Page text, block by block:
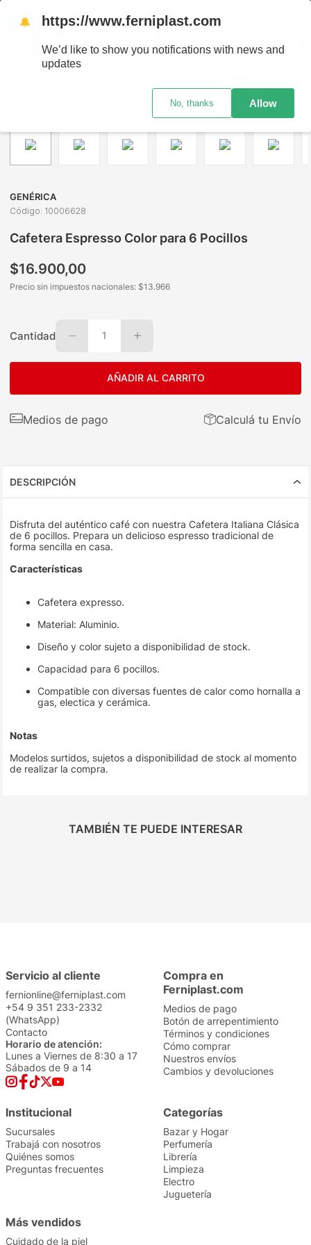
GENÉRICA
Código: 10006628
Cafetera Espresso Color para 6 Pocillos
$16.900,00
Precio sin impuestos nacionales: $13.966
Cantidad 1
AÑADIR AL CARRITO
Medios de pago Calculá tu Envío
DESCRIPCIÓN
Disfruta del auténtico café con nuestra Cafetera Italiana Clásica
de 6 pocillos. Prepara un delicioso espresso tradicional de
forma sencilla en casa.
Características
Cafetera expresso.
Material: Aluminio.
Diseño y color sujeto a disponibilidad de stock.
Capacidad para 6 pocillos.
Compatible con diversas fuentes de calor como hornalla a
gas, electica y cerámica.
Notas
Modelos surtidos, sujetos a disponibilidad de stock al momento
de realizar la compra.
TAMBIÉN TE PUEDE INTERESAR
Servicio al cliente
fernionline@ferniplast.com
+54 9 351 233-2332
(WhatsApp)
Contacto
Horario de atención:
Lunes a Viernes de 8:30 a 17
Sábados de 9 a 14
Compra en
Ferniplast.com
Medios de pago
Botón de arrepentimiento
Términos y condiciones
Cómo comprar
Nuestros envíos
Cambios y devoluciones
Institucional
Sucursales
Trabajá con nosotros
Quiénes somos
Preguntas frecuentes
Categorías
Bazar y Hogar
Perfumería
Librería
Limpieza
Electro
Juguetería
Más vendidos
Cuidado de la piel
🔔 https://www.ferniplast.com
We’d like to show you notifications with news and
updates
No, thanks Allow